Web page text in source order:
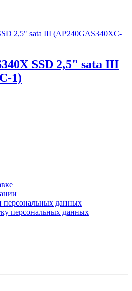
SSD 2,5" sata III
1)
персональных данных
персональных данных